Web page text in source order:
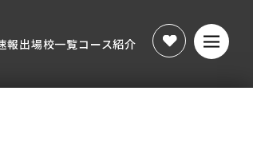
報出場校一覧コース紹介